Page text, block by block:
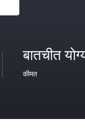
बातचीत
कीमत